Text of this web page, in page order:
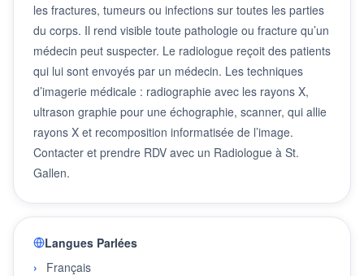
les fractures, tumeurs ou infections sur toutes les parties
du corps. Il rend visible toute pathologie ou fracture qu’un
médecin peut suspecter. Le radiologue reçoit des patients
qui lui sont envoyés par un médecin. Les techniques
d’imagerie médicale : radiographie avec les rayons X,
ultrason graphie pour une échographie, scanner, qui allie
rayons X et recomposition informatisée de l’image.
Contacter et prendre RDV avec un Radiologue à St.
Gallen.
Langues Parlées
Français